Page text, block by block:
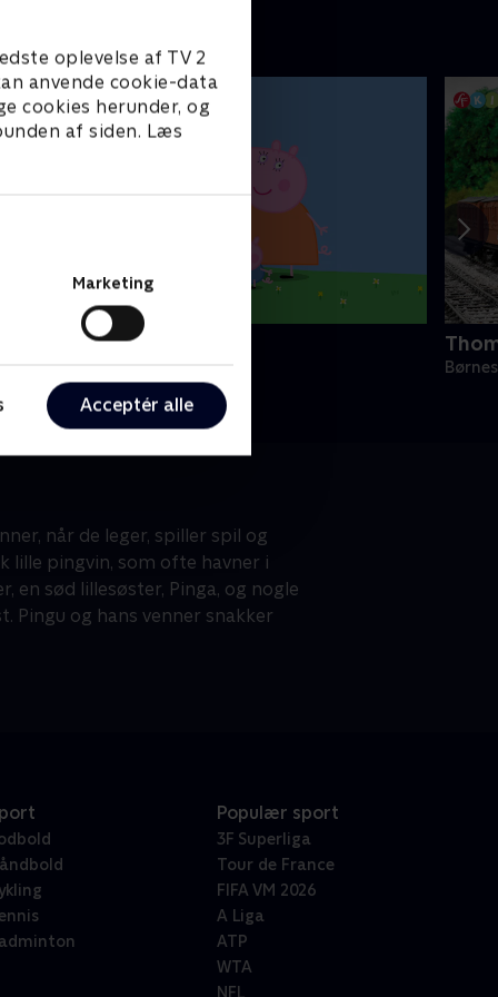
oplevelse af TV 2
anvende cookie-data
cookies herunder, og
af siden. Læs
Marketing
Acceptér alle
• 4 sæsoner
når de leger, spiller spil og
lille pingvin, som ofte havner i
en sød lillesøster, Pinga, og nogle
og hans venner snakker
Populær sport
3F Superliga
Tour de France
FIFA VM 2026
A Liga
ATP
WTA
NFL